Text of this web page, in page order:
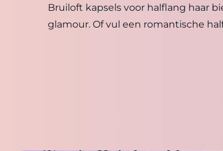
Bruiloft kapsels voor halflang haar
glamour. Of vul een romantische